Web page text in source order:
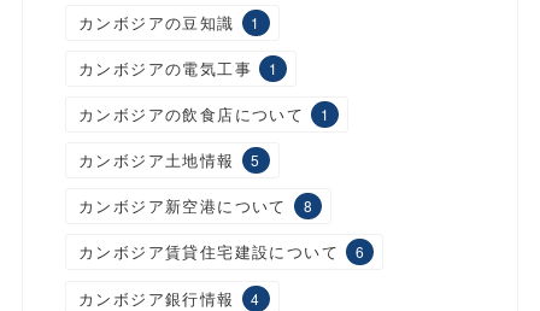
カンボジアの豆知識 1
カンボジアの電気工事 1
カンボジアの飲食店について 1
カンボジア土地情報 5
カンボジア新空港について 8
カンボジア賃貸住宅建設について 6
カンボジア銀行情報 4